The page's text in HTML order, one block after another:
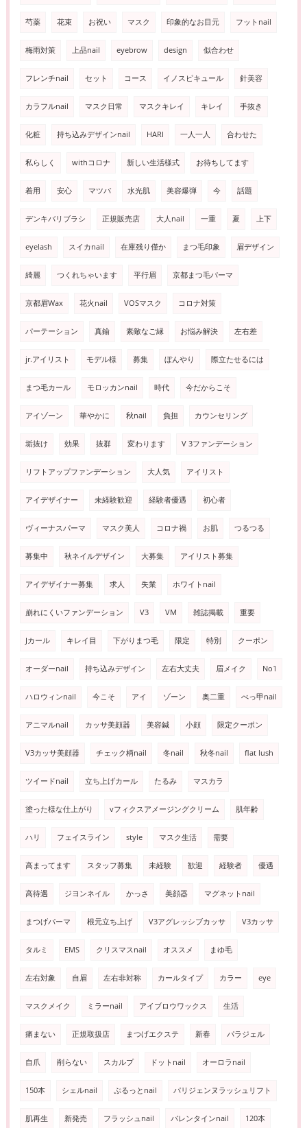
芍薬 花束 お祝い マスク 印象的なお目元 フットnail
梅雨対策 上品nail eyebrow design 似合わせ
フレンチnail セット コース イノスピキュール 針美容
カラフルnail マスク日常 マスクキレイ キレイ 手抜き
化粧 持ち込みデザインnail HARI 一人一人 合わせた
私らしく withコロナ 新しい生活様式 お待ちしてます
着用 安心 マツパ 水光肌 美容爆弾 今 話題
デンキバリブラシ 正規販売店 大人nail 一重 夏 上下
eyelash スイカnail 在庫残り僅か まつ毛印象 眉デザイン
綺麗 つくれちゃいます 平行眉 京都まつ毛パーマ
京都眉Wax 花火nail VOSマスク コロナ対策
パーテーション 真鍮 素敵なご縁 お悩み解決 左右差
jr.アイリスト モデル様 募集 ぼんやり 際立たせるには
まつ毛カール モロッカンnail 時代 今だからこそ
アイゾーン 華やかに 秋nail 負担 カウンセリング
垢抜け 効果 抜群 変わります V 3ファンデーション
リフトアップファンデーション 大人気 アイリスト
アイデザイナー 未経験歓迎 経験者優遇 初心者
ヴィーナスパーマ マスク美人 コロナ禍 お肌 つるつる
募集中 秋ネイルデザイン 大募集 アイリスト募集
アイデザイナー募集 求人 失業 ホワイトnail
崩れにくいファンデーション V3 VM 雑誌掲載 重要
Jカール キレイ目 下がりまつ毛 限定 特別 クーポン
オーダーnail 持ち込みデザイン 左右大丈夫 眉メイク No1
ハロウィンnail 今こそ アイ ゾーン 奥二重 べっ甲nail
アニマルnail カッサ美顔器 美容鍼 小顔 限定クーポン
V3カッサ美顔器 チェック柄nail 冬nail 秋冬nail flat lush
ツイードnail 立ち上げカール たるみ マスカラ
塗った様な仕上がり vフィクスアメージングクリーム 肌年齢
ハリ フェイスライン style マスク生活 需要
高まってます スタッフ募集 未経験 歓迎 経験者 優遇
高待遇 ジヨンネイル かっさ 美顔器 マグネットnail
まつげパーマ 根元立ち上げ V3アグレッシブカッサ V3カッサ
タルミ EMS クリスマスnail オススメ まゆ毛
左右対象 自眉 左右非対称 カールタイプ カラー eye
マスクメイク ミラーnail アイブロウワックス 生活
痛まない 正規取扱店 まつげエクステ 新春 パラジェル
自爪 削らない スカルプ ドットnail オーロラnail
150本 シェルnail ぷるっとnail パリジェンヌラッシュリフト
肌再生 新発売 フラッシュnail バレンタインnail 120本